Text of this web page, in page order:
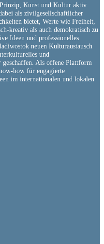
Kunst und Kultur aktiv
als zivilgesellschaftlicher
bietet, Werte wie Freiheit,
kreativ als auch demokratisch zu
Ideen und professionelles
neuen Kulturaustausch
und
geschaffen. Als offene Plattform
how für engagierte
im internationalen und lokalen